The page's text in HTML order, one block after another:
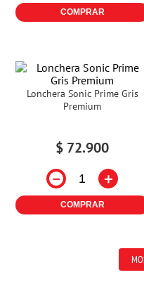
COMPRAR
Lonchera Sonic Prime Gris
Premium
$ 72.900
－ ＋
COMPRAR